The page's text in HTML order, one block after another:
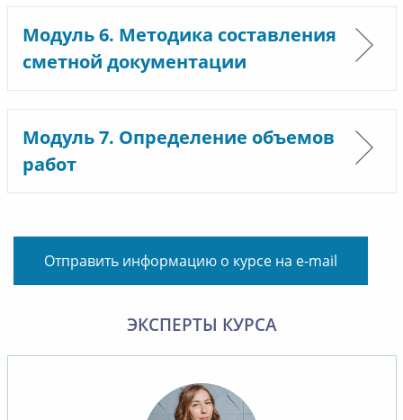
Модуль 6. Методика составления
сметной документации
Модуль 7. Определение объемов
работ
Отправить информацию о курсе на e-mail
ЭКСПЕРТЫ КУРСА